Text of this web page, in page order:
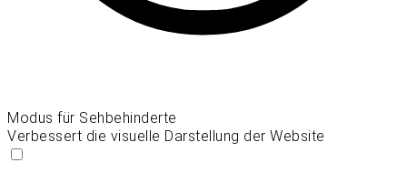
Modus für Sehbehinderte
Verbessert die visuelle Darstellung der Website